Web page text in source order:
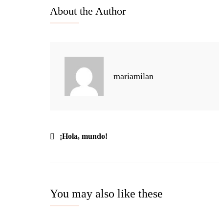
About the Author
mariamilan
Navegación
¡Hola, mundo!
You may also like these